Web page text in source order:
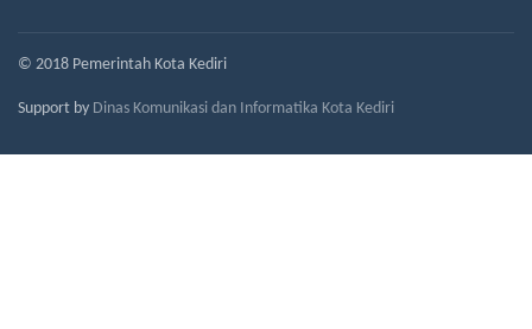
© 2018 Pemerintah Kota Kediri
Support by Dinas Komunikasi dan Informatika Kota Kediri